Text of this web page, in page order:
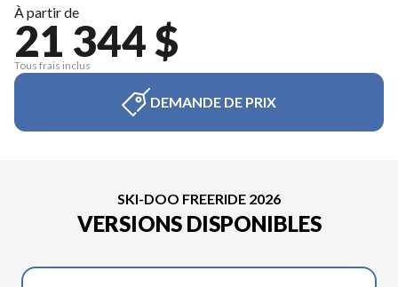
À partir de
21 344 $
Tous frais inclus
DEMANDE DE PRIX
SKI-DOO FREERIDE 2026
VERSIONS DISPONIBLES